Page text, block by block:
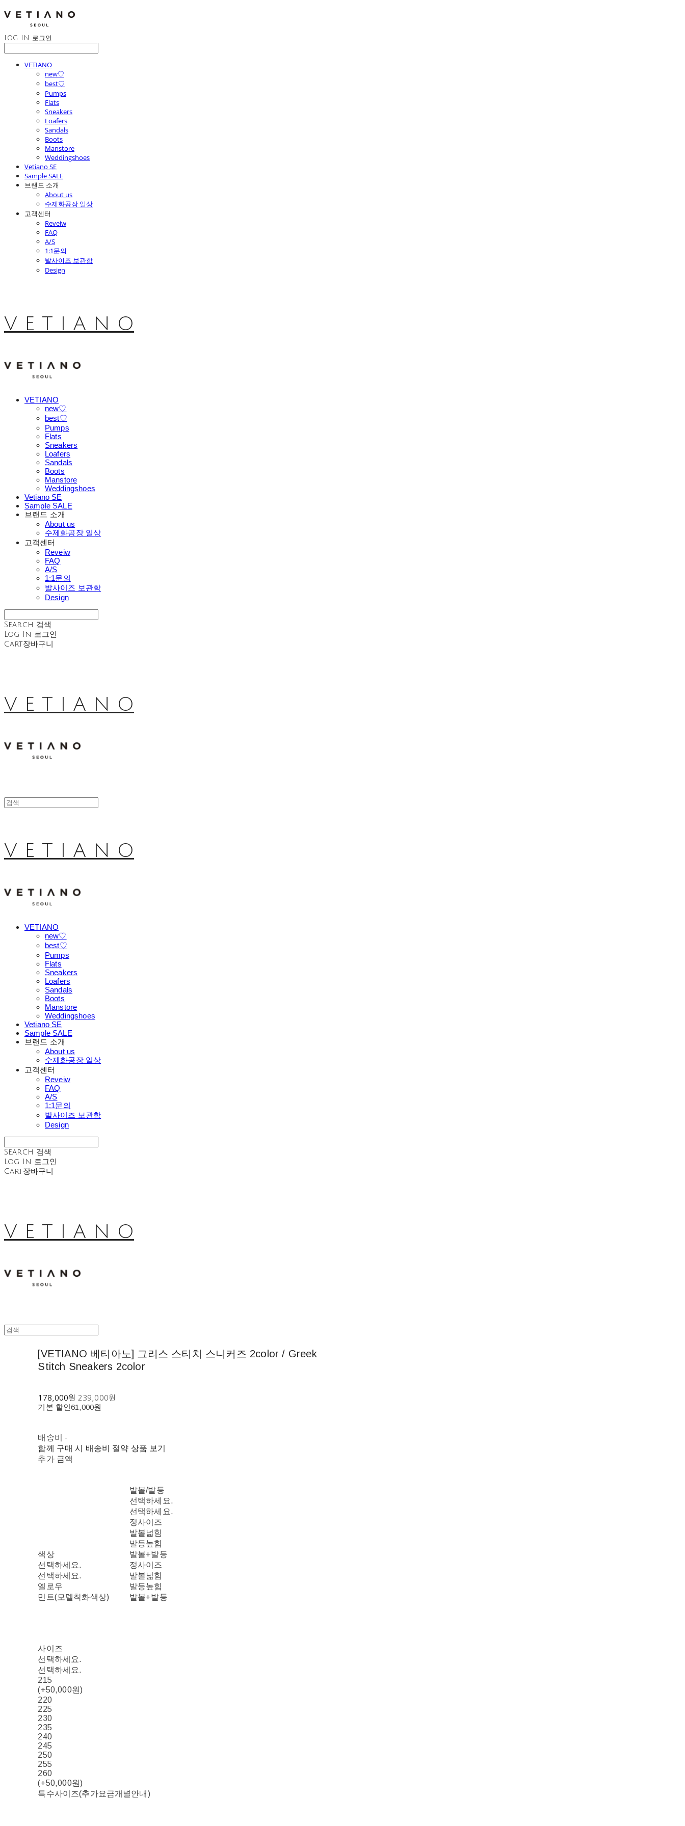
LOG IN 로그인
VETIANO
new♡
best♡
Pumps
Flats
Sneakers
Loafers
Sandals
Boots
Manstore
Weddingshoes
Vetiano SE
Sample SALE
브랜드 소개
About us
수제화공장 일상
고객센터
Reveiw
FAQ
A/S
1:1문의
발사이즈 보관함
Design
V E T I A N O
VETIANO
new♡
best♡
Pumps
Flats
Sneakers
Loafers
Sandals
Boots
Manstore
Weddingshoes
Vetiano SE
Sample SALE
브랜드 소개
About us
수제화공장 일상
고객센터
Reveiw
FAQ
A/S
1:1문의
발사이즈 보관함
Design
Search 검색
Log In 로그인
Cart장바구니
V E T I A N O
V E T I A N O
VETIANO
new♡
best♡
Pumps
Flats
Sneakers
Loafers
Sandals
Boots
Manstore
Weddingshoes
Vetiano SE
Sample SALE
브랜드 소개
About us
수제화공장 일상
고객센터
Reveiw
FAQ
A/S
1:1문의
발사이즈 보관함
Design
Search 검색
Log In 로그인
Cart장바구니
V E T I A N O
[VETIANO 베티아노] 그리스 스티치 스니커즈 2color / Greek
Stitch Sneakers 2color
178,000원 239,000원
기본 할인61,000원
배송비 -
함께 구매 시 배송비 절약 상품 보기
추가 금액
색상
선택하세요.
선택하세요.
옐로우
민트(모델착화색상)
발볼/발등
선택하세요.
선택하세요.
정사이즈
발볼넓힘
발등높힘
발볼+발등
정사이즈
발볼넓힘
발등높힘
발볼+발등
사이즈
선택하세요.
선택하세요.
215
(+50,000원)
220
225
230
235
240
245
250
255
260
(+50,000원)
특수사이즈(추가요금개별안내)